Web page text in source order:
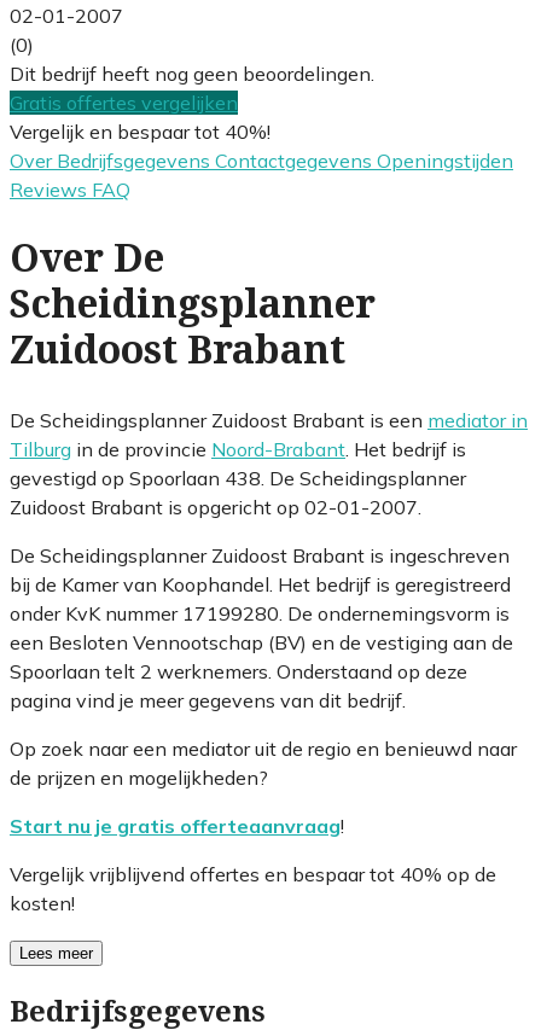
02-01-2007
(0)
Dit bedrijf heeft nog geen beoordelingen.
Gratis offertes vergelijken
Vergelijk en bespaar tot 40%!
Over Bedrijfsgegevens Contactgegevens Openingstijden
Reviews FAQ
Over De
Scheidingsplanner
Zuidoost Brabant
De Scheidingsplanner Zuidoost Brabant is een mediator in
Tilburg in de provincie Noord-Brabant . Het bedrijf is
gevestigd op Spoorlaan 438. De Scheidingsplanner
Zuidoost Brabant is opgericht op 02-01-2007.
De Scheidingsplanner Zuidoost Brabant is ingeschreven
bij de Kamer van Koophandel. Het bedrijf is geregistreerd
onder KvK nummer 17199280. De ondernemingsvorm is
een Besloten Vennootschap (BV) en de vestiging aan de
Spoorlaan telt 2 werknemers. Onderstaand op deze
pagina vind je meer gegevens van dit bedrijf.
Op zoek naar een mediator uit de regio en benieuwd naar
de prijzen en mogelijkheden?
Start nu je gratis offerteaanvraag!
Vergelijk vrijblijvend offertes en bespaar tot 40% op de
kosten!
Lees meer
Bedrijfsgegevens